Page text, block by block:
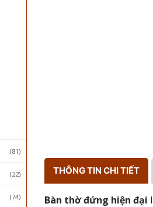
(81)
(22)
(74)
THÔNG TIN CHI TIẾT
Bàn thờ đứng hiện đại